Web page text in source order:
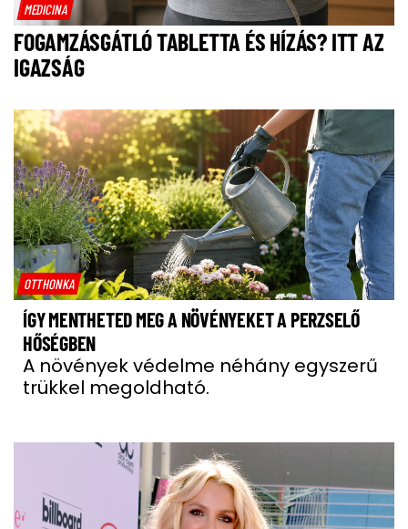
MEDICINA
FOGAMZÁSGÁTLÓ TABLETTA ÉS HÍZÁS? ITT AZ
IGAZSÁG
OTTHONKA
ÍGY MENTHETED MEG A NÖVÉNYEKET A PERZSELŐ
HŐSÉGBEN
A növények védelme néhány egyszerű
trükkel megoldható.